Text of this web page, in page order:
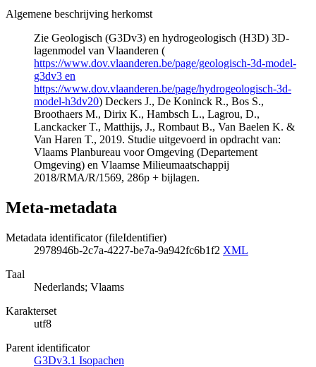
Algemene beschrijving herkomst
Zie Geologisch (G3Dv3) en hydrogeologisch (H3D) 3D-
lagenmodel van Vlaanderen (
https://www.dov.vlaanderen.be/page/geologisch-3d-model-
g3dv3 en
https://www.dov.vlaanderen.be/page/hydrogeologisch-3d-
model-h3dv20) Deckers J., De Koninck R., Bos S.,
Broothaers M., Dirix K., Hambsch L., Lagrou, D.,
Lanckacker T., Matthijs, J., Rombaut B., Van Baelen K. &
Van Haren T., 2019. Studie uitgevoerd in opdracht van:
Vlaams Planbureau voor Omgeving (Departement
Omgeving) en Vlaamse Milieumaatschappij
2018/RMA/R/1569, 286p + bijlagen.
Meta-metadata
Metadata identificator (fileIdentifier)
2978946b-2c7a-4227-be7a-9a942fc6b1f2 XML
Taal
Nederlands; Vlaams
Karakterset
utf8
Parent identificator
G3Dv3.1 Isopachen